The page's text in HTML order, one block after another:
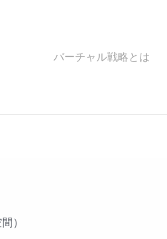
バーチャル戦略とは
）